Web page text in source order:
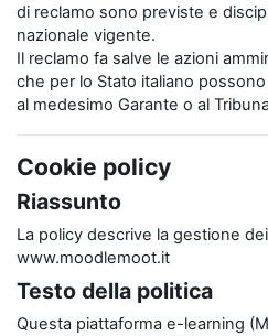
di reclamo sono previste e
nazionale vigente.
Il reclamo fa salve le azioni
che per lo Stato italiano
al medesimo Garante o al
Cookie policy
Riassunto
La policy descrive la gestione
www.moodlemoot.it
Testo della politica
Questa piattaforma e-learning